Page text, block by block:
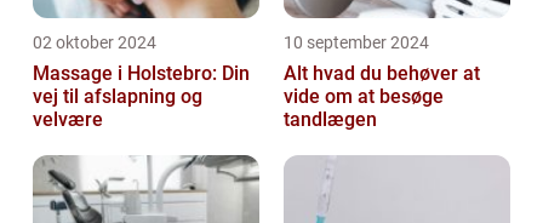
02 oktober 2024
Massage i Holstebro: Din
vej til afslapning og
velvære
10 september 2024
Alt hvad du behøver at
vide om at besøge
tandlægen